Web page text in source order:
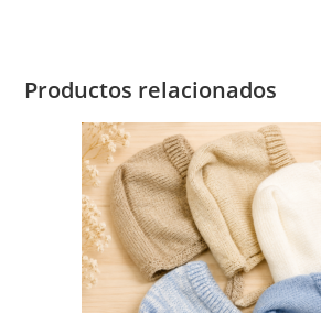
Productos relacionados